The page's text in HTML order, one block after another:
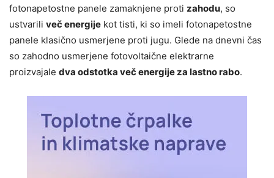
fotonapetostne panele zamaknjene proti zahodu, so
ustvarili več energije kot tisti, ki so imeli fotonapetostne
panele klasično usmerjene proti jugu. Glede na dnevni čas
so zahodno usmerjene fotovoltaične elektrarne
proizvajale dva odstotka več energije za lastno rabo.